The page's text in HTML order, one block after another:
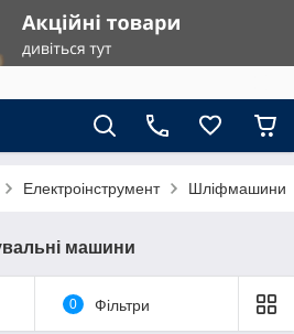
Електроінструмент Шліфмашини
машини
0 Фільтри